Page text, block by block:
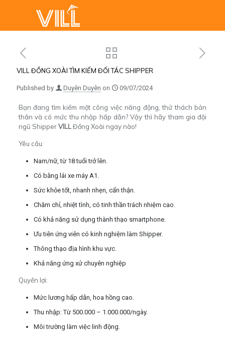
VILL ĐỒNG XOÀI TÌM KIẾM ĐỐI TÁC SHIPPER
Published by Duyên Duyên on 09/07/2024
Bạn đang tìm kiếm một công việc năng động, thử thách bản
thân và có mức thu nhập hấp dẫn? Vậy thì hãy tham gia đội
ngũ ShipperVILLĐồng Xoài ngay nào!
Yêu cầu:
Nam/nữ, từ 18 tuổi trở lên.
Có bằng lái xe máy A1.
Sức khỏe tốt, nhanh nhẹn, cẩn thận.
Chăm chỉ, nhiệt tình, có tinh thần trách nhiệm cao.
Có khả năng sử dụng thành thạo smartphone.
Ưu tiên ứng viên có kinh nghiệm làm Shipper.
Thông thạo địa hình khu vực.
Khả năng ứng xử chuyên nghiệp
Quyền lợi:
Mức lương hấp dẫn, hoa hồng cao.
Thu nhập: Từ 500.000 – 1.000.000/ngày.
Môi trường làm việc linh động.